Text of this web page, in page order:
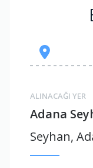
ALINACAĞI YER
Adana
Seyhan,